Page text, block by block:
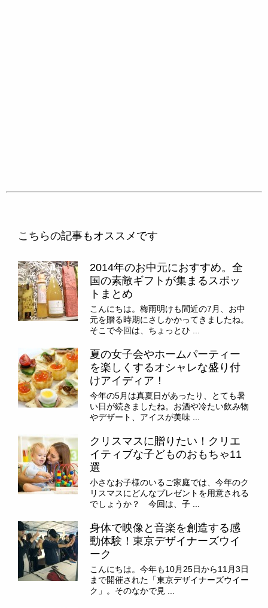
こちらの記事もオススメです
2014年のお中元におすすめ。全
国の素敵ギフトが集まるスポッ
トまとめ
こんにちは。梅雨明けも間近の7月、お中
元を贈る時期にさしかかってきましたね。
そこで今回は、ちょっとひ ...
夏の女子会やホームパーティー
を楽しくするオシャレな盛り付
けアイディア！
今年の5月は真夏日があったり、とても暑
い日が続きましたね。お酒や冷たい飲み物
やデザート、アイスが美味 ...
クリスマスに贈りたい！クリエ
イティブな子どものおもちゃ11
選
小さなお子様のいるご家庭では、今年のク
リスマスにどんなプレゼントを用意される
でしょうか？ 今回は、子 ...
身体で映像と音楽を創造する感
動体験！東京デザイナーズウイ
ーク
こんにちは。今年も10月25日から11月3日
まで開催された「東京デザイナーズウイー
ク」。そのなかで見 ...